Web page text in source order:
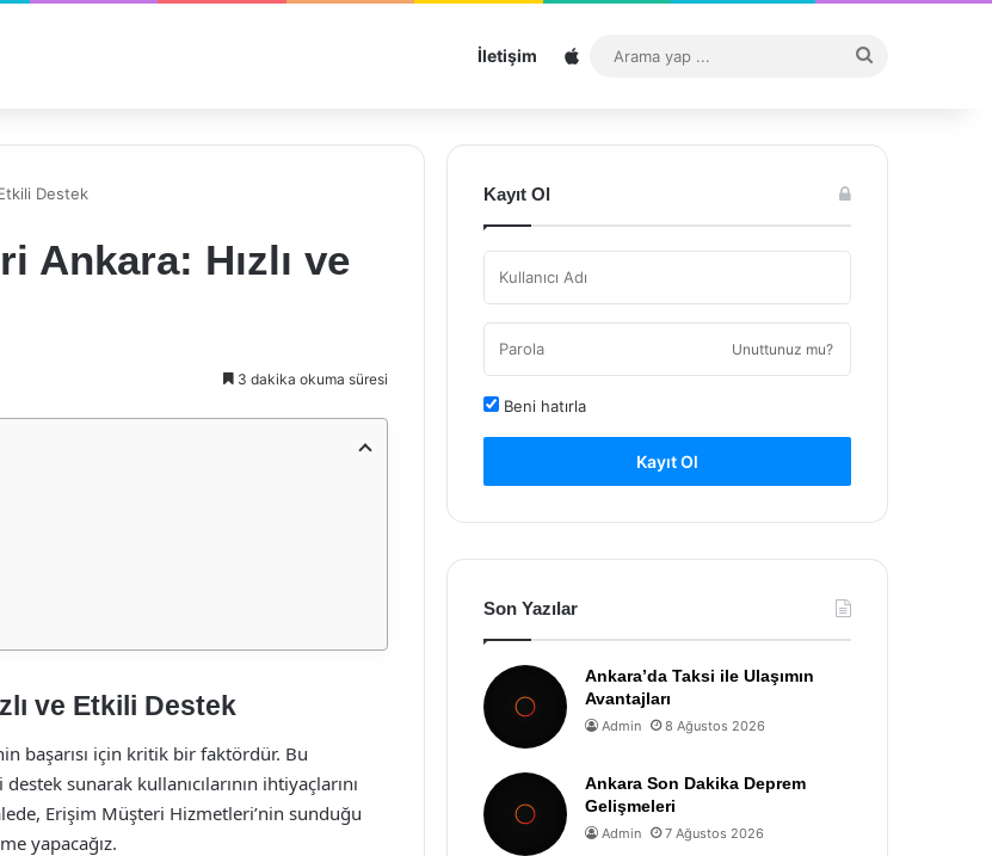
İletişim Sitemap
...
Destek
Ankara: Hızlı ve
3 dakika okuma süresi
ve Etkili Destek
başarısı için kritik bir faktördür. Bu
sunarak kullanıcılarının ihtiyaçlarını
Erişim Müşteri Hizmetleri’nin sunduğu
yapacağız.
Kayıt Ol
Unuttunuz mu?
Beni hatırla
Kayıt Ol
Son Yazılar
Ankara’da Taksi ile Ulaşımın
Avantajları
Admin 8 Ağustos 2026
Ankara Son Dakika Deprem
Gelişmeleri
Admin 7 Ağustos 2026